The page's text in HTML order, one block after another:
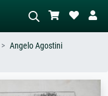
la scène – ex. prairie verte,
Angelo Agostini